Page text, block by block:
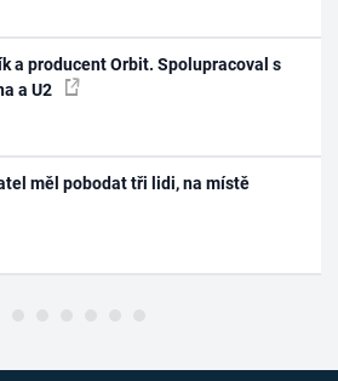
a producent Orbit. Spolupracoval s
a U2
měl pobodat tři lidi, na místě